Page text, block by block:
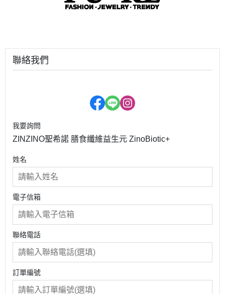
聯絡我們
我要詢問
ZINZINO聖希諾 膳食纖維益生元 ZinoBiotic+
姓名
電子信箱
聯絡電話
訂單編號